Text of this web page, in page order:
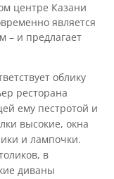
центре Казани
является
– и предлагает
облику
ресторана
ему пестротой и
высокие, окна
и лампочки.
в
диваны